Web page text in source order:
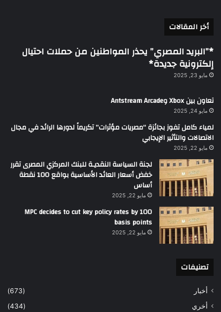
أخر المقالات
*”البريد المصري” يحذر المواطنين من حملات احتيال
إلكترونية جديدة*
مايو 23, 2025
تعاون بين Xbox وAntstream Arcade
مايو 24, 2025
لمياء كامل تفوز بجائزة “مصريات مؤثرات” تكريماً لدورها الرائد في مجال
الاتصالات والتأثير الإيجابي
مايو 22, 2025
لجنة السياسة النقديـة للبنك المركزي المصرى تقرر
خفض أسعار العائد الأساسية بواقع 100 نقطة
أساس
مايو 22, 2025
MPC decides to cut key policy rates by 100
basis points
مايو 22, 2025
تصنيفات
أخبار
(673)
أخري
(434)